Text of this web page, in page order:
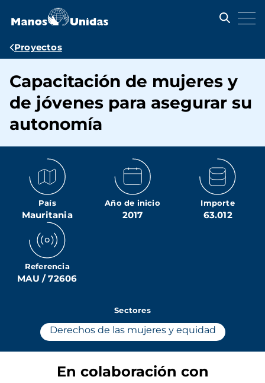
contenido
Ruta
navegación
Proyectos
Capacitación de mujeres y
de jóvenes para asegurar su
autonomía
País
Mauritania
Año de inicio
2017
Importe
63.012
Referencia
MAU / 72606
Sectores
Derechos de las mujeres y equidad
En colaboración con